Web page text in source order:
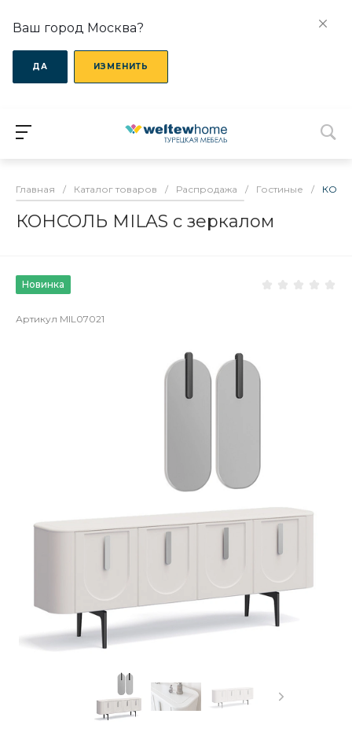
Ваш город Москва?
ДА ИЗМЕНИТЬ
Главная / Каталог товаров / Распродажа / Гостиные /
КОНСОЛЬ MILAS с зеркалом
Новинка
Артикул MIL07021